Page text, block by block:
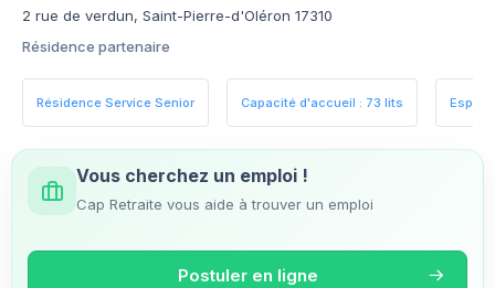
2 rue de verdun, Saint-Pierre-d'Oléron 17310
Résidence partenaire
Résidence Service Senior Capacité d'accueil : 73 lits
Vous cherchez un emploi !
Cap Retraite vous aide à trouver un emploi
Postuler en ligne